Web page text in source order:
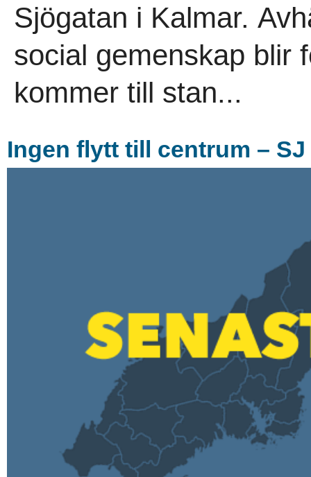
Sjögatan i Kalmar.
social gemenskap blir
kommer till stan...
Ingen flytt till centrum –